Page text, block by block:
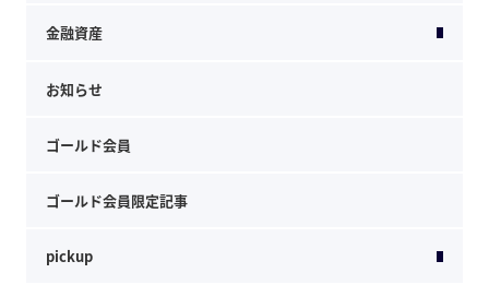
金融資産
お知らせ
ゴールド会員
ゴールド会員限定記事
pickup